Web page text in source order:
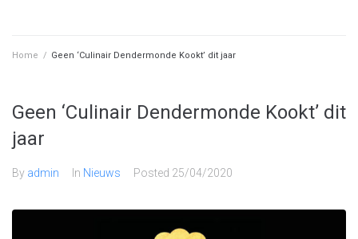
Home / Geen ‘Culinair Dendermonde Kookt’ dit jaar
Geen ‘Culinair Dendermonde Kookt’ dit
jaar
By admin In Nieuws Posted 25/04/2020